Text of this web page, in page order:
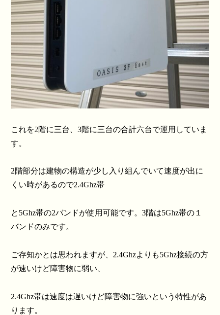
これを2階に三台、3階に三台の合計六台で運用していま
す。
2階部分は建物の構造が少し入り組んでいて速度が出に
くい時があるので2.4Ghz帯
と5Ghz帯の2バンドが使用可能です。3階は5Ghz帯の１
バンドのみです。
ご存知かとは思われますが、2.4Ghzよりも5Ghz接続の方
が速いけど障害物に弱い、
2.4Ghz帯は速度は遅いけど障害物に強いという特性があ
ります。